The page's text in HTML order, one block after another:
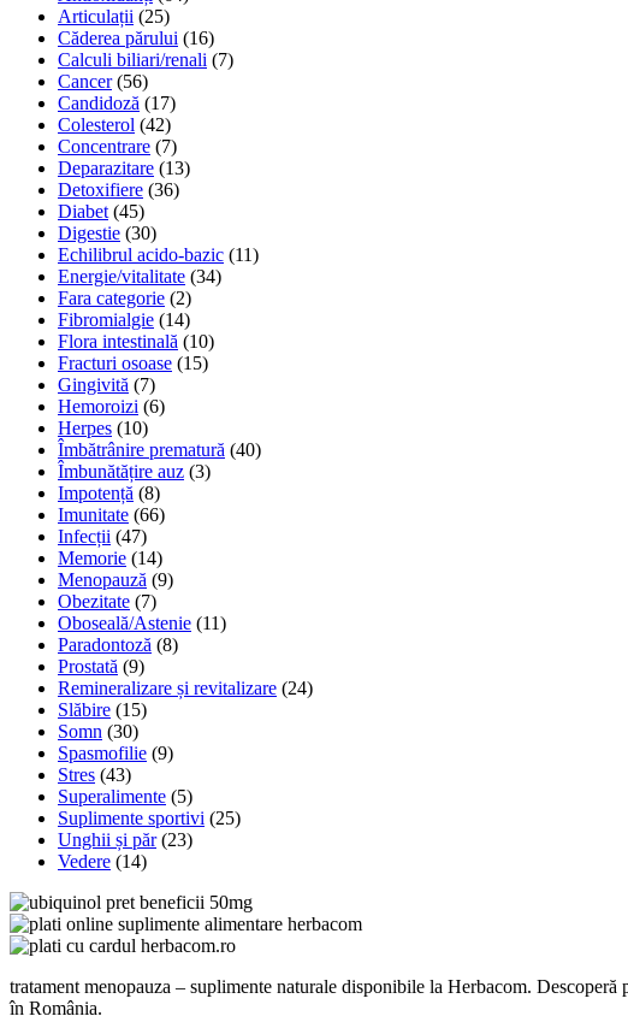
Articulații (25)
Căderea părului (16)
Calculi biliari/renali (7)
Cancer (56)
Candidoză (17)
Colesterol (42)
Concentrare (7)
Deparazitare (13)
Detoxifiere (36)
Diabet (45)
Digestie (30)
Echilibrul acido-bazic (11)
Energie/vitalitate (34)
Fara categorie (2)
Fibromialgie (14)
Flora intestinală (10)
Fracturi osoase (15)
Gingivită (7)
Hemoroizi (6)
Herpes (10)
Îmbătrânire prematură (40)
Îmbunătățire auz (3)
Impotență (8)
Imunitate (66)
Infecții (47)
Memorie (14)
Menopauză (9)
Obezitate (7)
Oboseală/Astenie (11)
Paradontoză (8)
Prostată (9)
Remineralizare și revitalizare (24)
Slăbire (15)
Somn (30)
Spasmofilie (9)
Stres (43)
Superalimente (5)
Suplimente sportivi (25)
Unghii și păr (23)
Vedere (14)
tratament menopauza – suplimente naturale disponibile la Herbacom.
în România.